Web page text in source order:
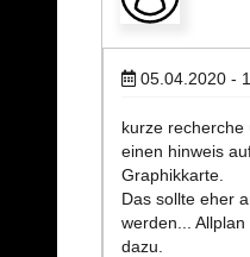
05.04.2020 -
kurze
einen hinweis
Graphikkarte.
Das sollte eher
werden...
dazu.